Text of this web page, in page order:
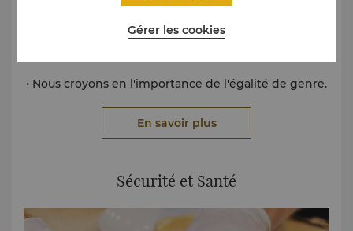
constamment à offrir un excellent environnement
• Nous croyons en l'importance de l'égalité de genre.
Direction sont des femmes
représentées parmi nos équipes, et nous travaillons
collègues en situation de handicap
En savoir plus
Sécurité et Santé
Gérer les cookies